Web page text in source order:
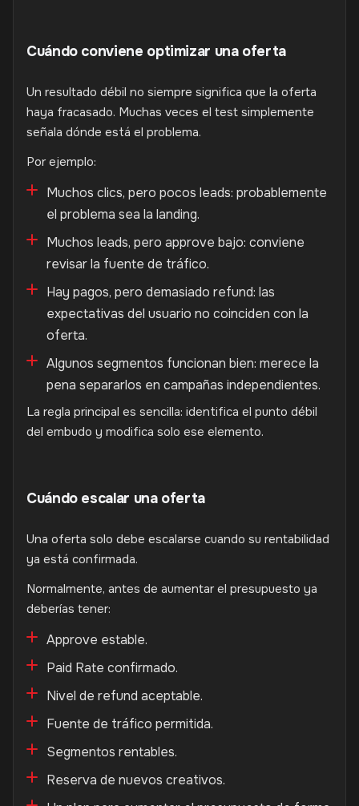
Cuándo conviene optimizar una oferta
Un resultado débil no siempre significa que la oferta
haya fracasado. Muchas veces el test simplemente
señala dónde está el problema.
Por ejemplo:
Muchos clics, pero pocos leads: probablemente
el problema sea la landing.
Muchos leads, pero approve bajo: conviene
revisar la fuente de tráfico.
Hay pagos, pero demasiado refund: las
expectativas del usuario no coinciden con la
oferta.
Algunos segmentos funcionan bien: merece la
pena separarlos en campañas independientes.
La regla principal es sencilla: identifica el punto débil
del embudo y modifica solo ese elemento.
Cuándo escalar una oferta
Una oferta solo debe escalarse cuando su rentabilidad
ya está confirmada.
Normalmente, antes de aumentar el presupuesto ya
deberías tener:
Approve estable.
Paid Rate confirmado.
Nivel de refund aceptable.
Fuente de tráfico permitida.
Segmentos rentables.
Reserva de nuevos creativos.